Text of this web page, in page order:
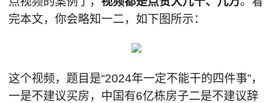
完本文，你会略知一二，如下图所示：
这个视频，题目是“2024年一定不能干的四件事”，
一是不建议买房，中国有6亿栋房子二是不建议辞